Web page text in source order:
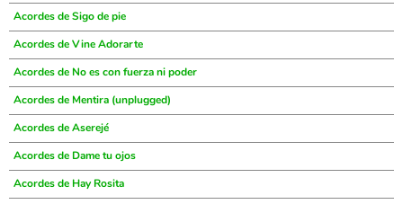
Acordes de Sigo de pie
Acordes de Vine Adorarte
Acordes de No es con fuerza ni poder
Acordes de Mentira (unplugged)
Acordes de Aserejé
Acordes de Dame tu ojos
Acordes de Hay Rosita